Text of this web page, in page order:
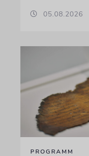
05.08.2026
PROGRAMM